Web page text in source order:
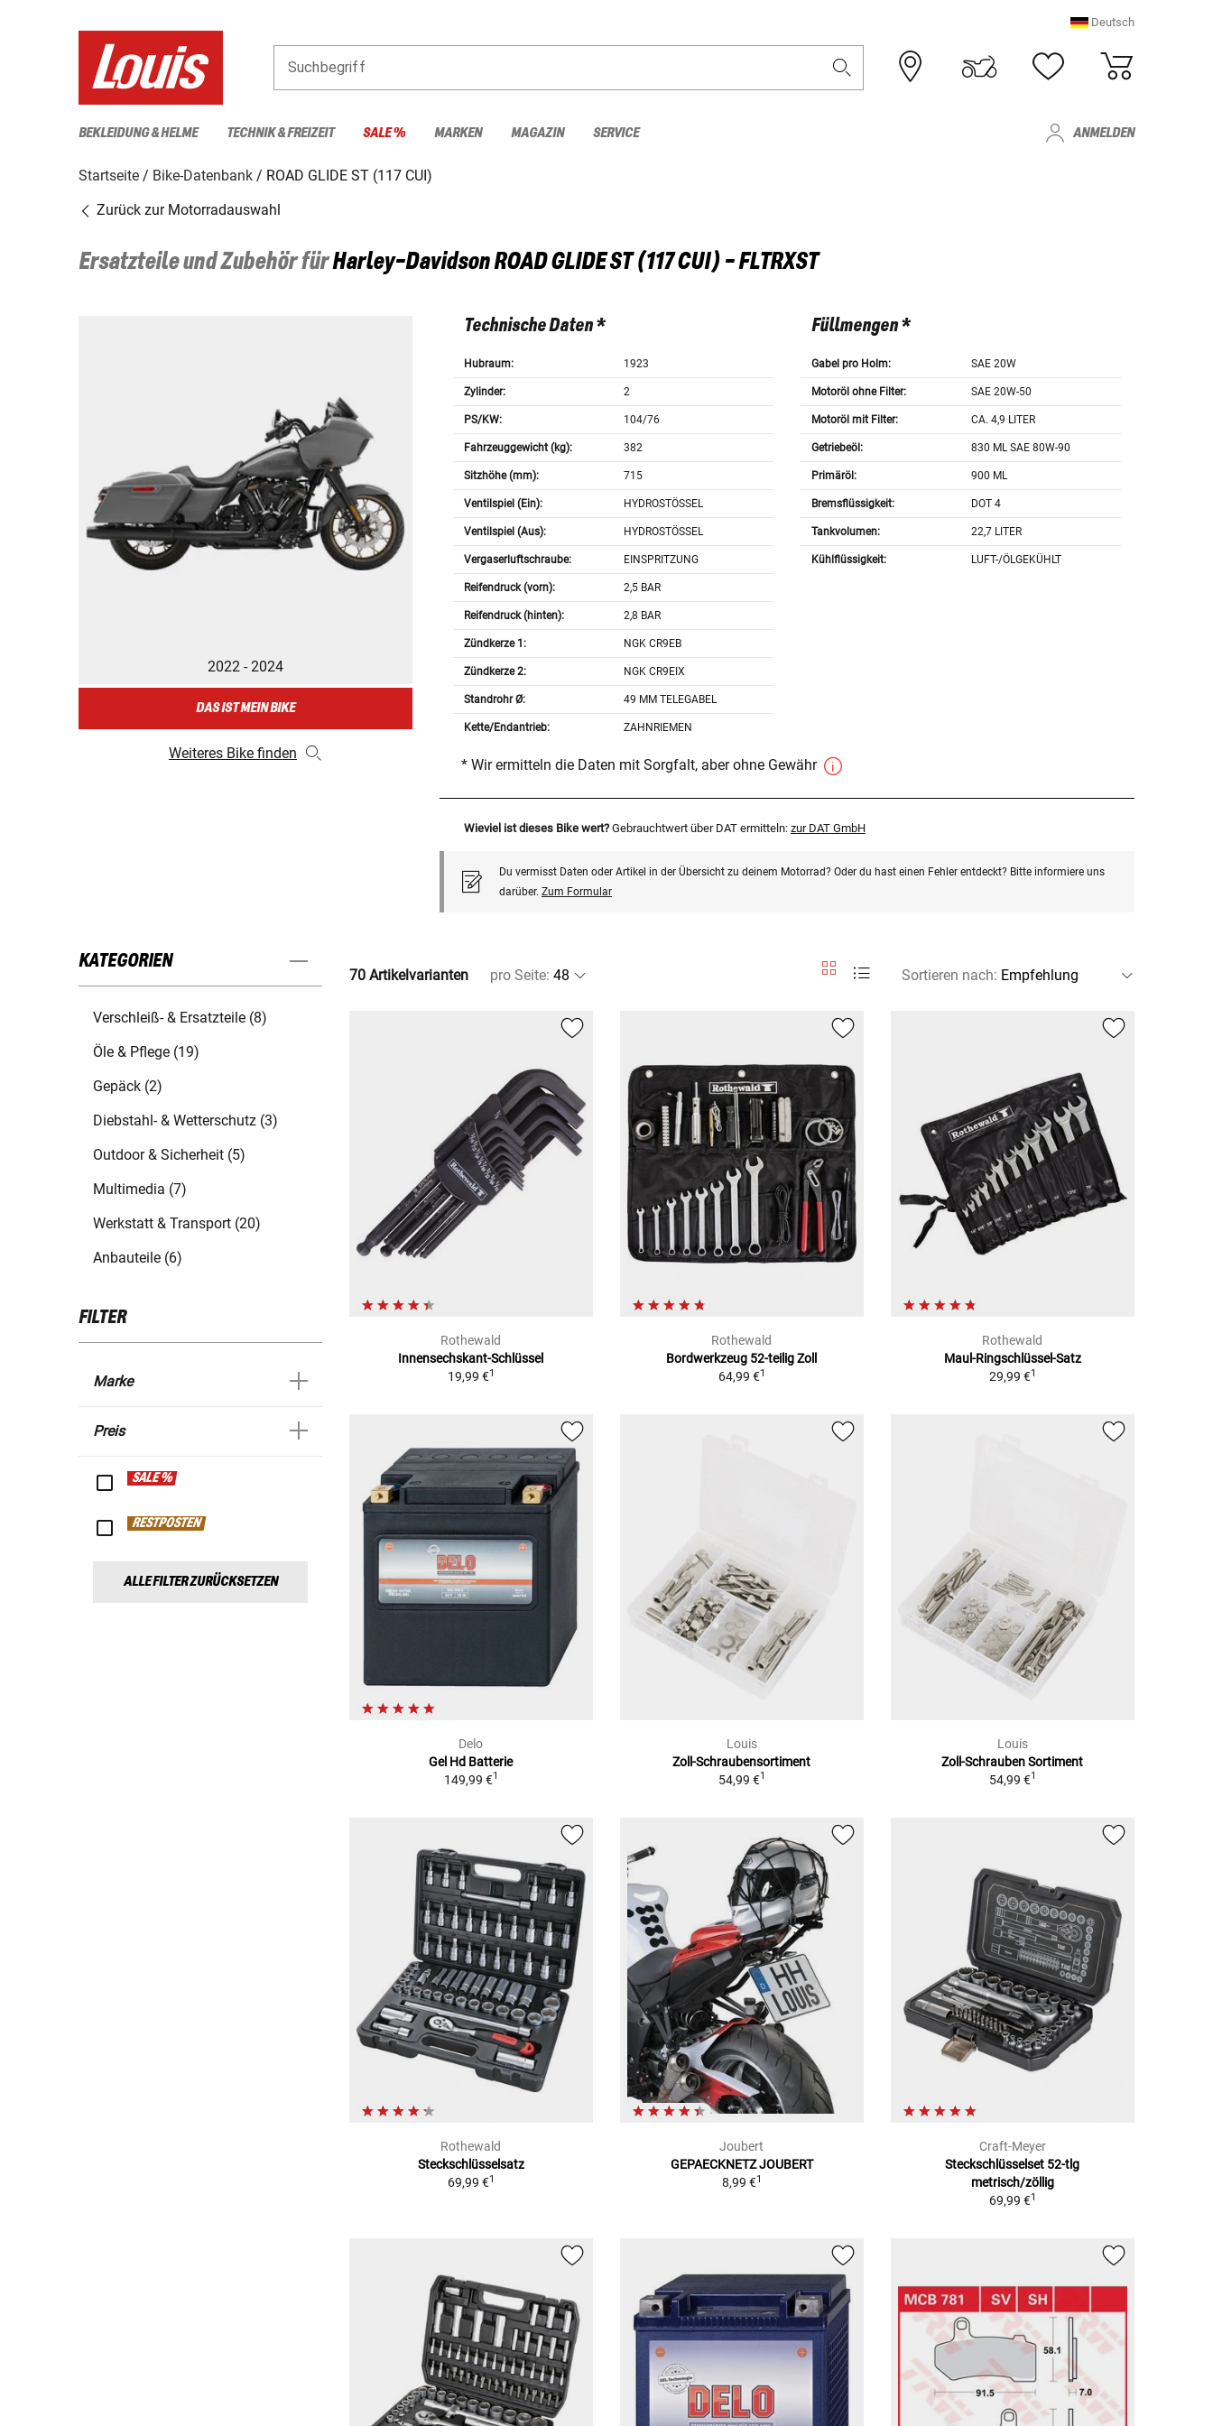
Deutsch
Suchbegriff
BEKLEIDUNG & HELME TECHNIK & FREIZEIT SALE % MARKEN MAGAZIN SERVICE ANMELDEN
Startseite Bike-Datenbank
ROAD GLIDE ST (117 CUI)
Zurück zur Motorradauswahl
Ersatzteile und Zubehör fürHarley-DavidsonROAD GLIDE ST (117 CUI) - FLTRXST
2022 - 2024
DAS IST MEIN BIKE
Weiteres Bike finden
Technische Daten *
Hubraum: 1923
Zylinder: 2
PS/KW: 104/76
Fahrzeuggewicht (kg): 382
Sitzhöhe (mm): 715
Ventilspiel (Ein): HYDROSTÖSSEL
Ventilspiel (Aus): HYDROSTÖSSEL
Vergaserluftschraube: EINSPRITZUNG
Reifendruck (vorn): 2,5 BAR
Reifendruck (hinten): 2,8 BAR
Zündkerze 1: NGK CR9EB
Zündkerze 2: NGK CR9EIX
Standrohr Ø: 49 MM TELEGABEL
Kette/Endantrieb: ZAHNRIEMEN
Füllmengen *
Gabel pro Holm: SAE 20W
Motoröl ohne Filter: SAE 20W-50
Motoröl mit Filter: CA. 4,9 LITER
Getriebeöl: 830 ML SAE 80W-90
Primäröl: 900 ML
Bremsflüssigkeit: DOT 4
Tankvolumen: 22,7 LITER
Kühlflüssigkeit: LUFT-/ÖLGEKÜHLT
* Wir ermitteln die Daten mit Sorgfalt, aber ohne Gewähr
Wieviel ist dieses Bike wert? Gebrauchtwert über DAT ermitteln: zur DAT GmbH
Du vermisst Daten oder Artikel in der Übersicht zu deinem Motorrad? Oder du hast einen Fehler entdeckt? Bitte informiere uns
darüber. Zum Formular
KATEGORIEN
Verschleiß- & Ersatzteile (8)
Öle & Pflege (19)
Gepäck (2)
Diebstahl- & Wetterschutz (3)
Outdoor & Sicherheit (5)
Multimedia (7)
Werkstatt & Transport (20)
Anbauteile (6)
FILTER
Marke
Preis
SALE %
RESTPOSTEN
ALLE FILTER ZURÜCKSETZEN
70 Artikelvarianten pro Seite: Sortieren nach:
Rothewald
Innensechskant-Schlüssel
19,99 €1
Rothewald
Bordwerkzeug 52-teilig Zoll
64,99 €1
Rothewald
Maul-Ringschlüssel-Satz
29,99 €1
Delo
Gel Hd Batterie
149,99 €1
Louis
Zoll-Schraubensortiment
54,99 €1
Louis
Zoll-Schrauben Sortiment
54,99 €1
Rothewald
Steckschlüsselsatz
69,99 €1
Joubert
GEPAECKNETZ JOUBERT
8,99 €1
Craft-Meyer
Steckschlüsselset 52-tlg
metrisch/zöllig
69,99 €1